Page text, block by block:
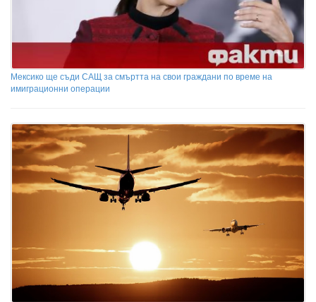
Мексико ще съди САЩ за смъртта на свои граждани по време на
имиграционни операции